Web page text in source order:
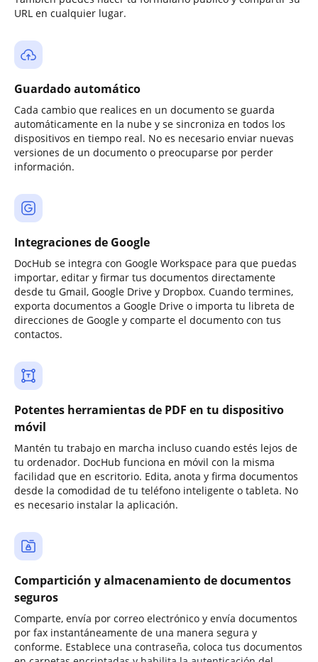
URL en cualquier lugar.
Guardado automático
Cada cambio que realices en un documento se guarda
automáticamente en la nube y se sincroniza en todos los
dispositivos en tiempo real. No es necesario enviar nuevas
versiones de un documento o preocuparse por perder
información.
Integraciones de Google
DocHub se integra con Google Workspace para que puedas
importar, editar y firmar tus documentos directamente
desde tu Gmail, Google Drive y Dropbox. Cuando termines,
exporta documentos a Google Drive o importa tu libreta de
direcciones de Google y comparte el documento con tus
contactos.
Potentes herramientas de PDF en tu dispositivo
móvil
Mantén tu trabajo en marcha incluso cuando estés lejos de
tu ordenador. DocHub funciona en móvil con la misma
facilidad que en escritorio. Edita, anota y firma documentos
desde la comodidad de tu teléfono inteligente o tableta. No
es necesario instalar la aplicación.
Compartición y almacenamiento de documentos
seguros
Comparte, envía por correo electrónico y envía documentos
por fax instantáneamente de una manera segura y
conforme. Establece una contraseña, coloca tus documentos